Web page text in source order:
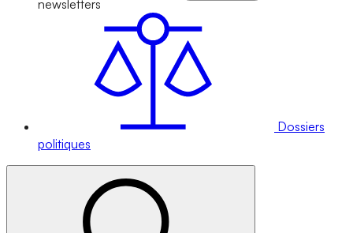
newsletters
Dossiers
politiques